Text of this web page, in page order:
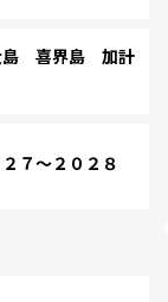
島 喜界島 加計
７～２０２８